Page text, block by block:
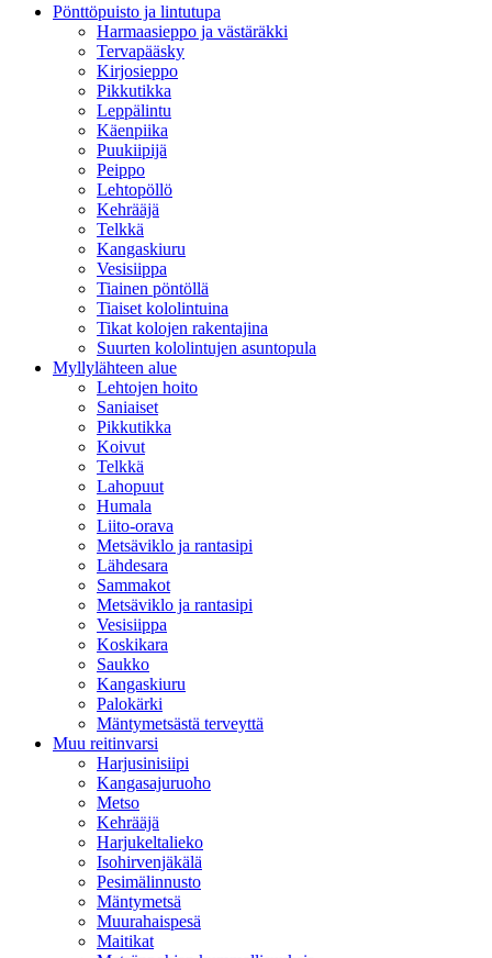
Pönttöpuisto ja lintutupa
Harmaasieppo ja västäräkki
Tervapääsky
Kirjosieppo
Pikkutikka
Leppälintu
Käenpiika
Puukiipijä
Peippo
Lehtopöllö
Kehrääjä
Telkkä
Kangaskiuru
Vesisiippa
Tiainen pöntöllä
Tiaiset kololintuina
Tikat kolojen rakentajina
Suurten kololintujen asuntopula
Myllylähteen alue
Lehtojen hoito
Saniaiset
Pikkutikka
Koivut
Telkkä
Lahopuut
Humala
Liito-orava
Metsäviklo ja rantasipi
Lähdesara
Sammakot
Metsäviklo ja rantasipi
Vesisiippa
Koskikara
Saukko
Kangaskiuru
Palokärki
Mäntymetsästä terveyttä
Muu reitinvarsi
Harjusinisiipi
Kangasajuruoho
Metso
Kehrääjä
Harjukeltalieko
Isohirvenjäkälä
Pesimälinnusto
Mäntymetsä
Muurahaispesä
Maitikat